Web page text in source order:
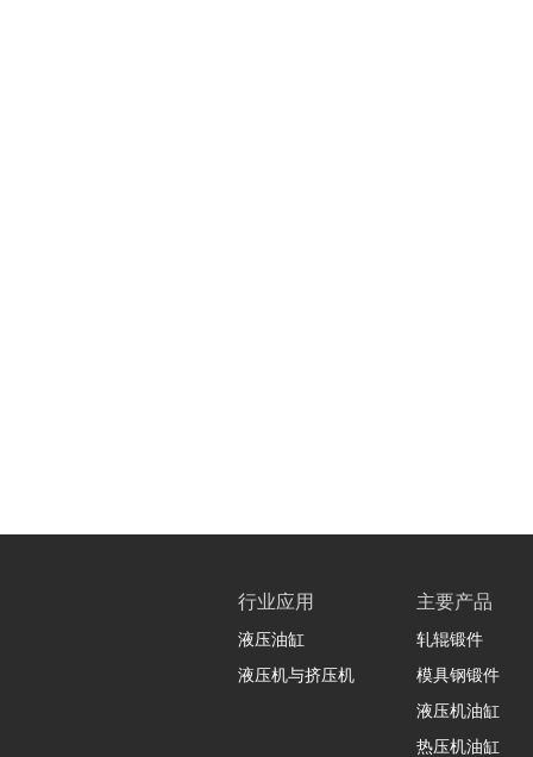
行业应用
液压油缸
液压机与挤压机
主要产品
轧辊锻件
模具钢锻件
液压机油缸
热压机油缸